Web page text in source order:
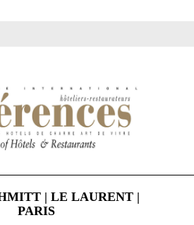
| LE LAURENT |
PARIS